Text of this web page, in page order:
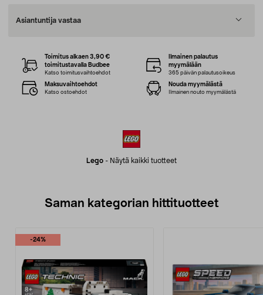
Asiantuntija vastaa
Lego - Näytä kaikki tuotteet
Toimitus alkaen 3,90 €
toimitustavalla Budbee
Katso toimitusvaihtoehdot
Ilmainen palautus
myymälään
365 päivän palautusoikeus
Maksuvaihtoehdot
Katso ostoehdot
Nouda myymälästä
Ilmainen nouto myymälästä
Saman kategorian hittituotteet
-24%